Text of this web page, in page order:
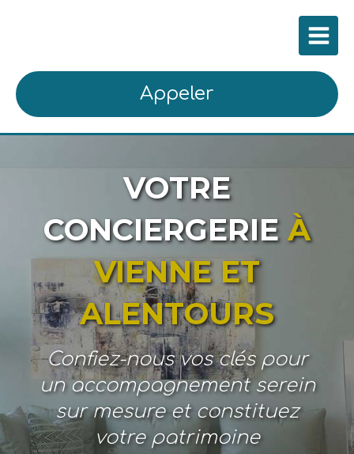
Appeler
VOTRE
CONCIERGERIEÀ
VIENNE ET
ALENTOURS
Confiez-nous vos clés pour
un accompagnement serein
sur mesure et constituez
votre patrimoine